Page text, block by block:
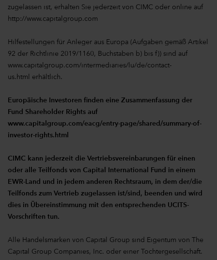
zugelassen ist, erhalten Sie jederzeit von CIMC oder online auf
http://www.capitalgroup.com
Hilfestellungen für Anleger aus Europa (Aufgaben gemäß Artikel
92 der Richtlinie 2019/1160, Buchstaben b) bis f)) sind auf
www.capitalgroup.com/intermediaries/lu/de/contact-
us.html
erhältlich.
Europäische Investoren finden eine Zusammenfassung der
Fund Shareholder Rights auf
www.capitalgroup.com/eacg/entry-page/shared/summary-of-
investor-rights.html
CIMC kann jederzeit die Vertriebsvereinbarungen für einen
oder alle Teilfonds von Capital International Fund in einem
EWR-Land und in jedem anderen Rechtsraum, in dem der/die
Teilfonds zum Vertrieb zugelassen ist/sind, beenden und wird
dies in Übereinstimmung mit den entsprechenden UCITS-
Vorschriften tun.
Alle Handelsmarken von Capital Group sind Eigentum von The
Capital Group Companies, Inc. oder einer Tochtergesellschaft.